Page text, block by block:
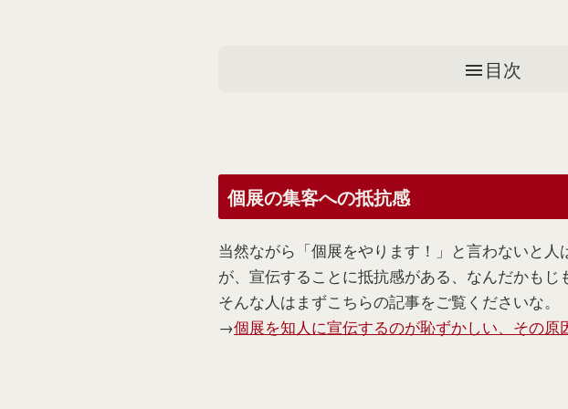
目次
個展の集客への抵抗感
当然ながら「個展をやります！」と言わないと人
が、宣伝することに抵抗感がある、なんだかも
そんな人はまずこちらの記事をご覧くださいな。
→個展を知人に宣伝するのが恥ずかしい、その原